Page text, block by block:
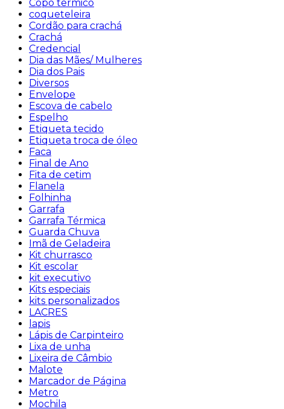
Copo termico
coqueteleira
Cordão para crachá
Crachá
Credencial
Dia das Mães/ Mulheres
Dia dos Pais
Diversos
Envelope
Escova de cabelo
Espelho
Etiqueta tecido
Etiqueta troca de óleo
Faca
Final de Ano
Fita de cetim
Flanela
Folhinha
Garrafa
Garrafa Térmica
Guarda Chuva
Imã de Geladeira
Kit churrasco
Kit escolar
kit executivo
Kits especiais
kits personalizados
LACRES
lapis
Lápis de Carpinteiro
Lixa de unha
Lixeira de Câmbio
Malote
Marcador de Página
Metro
Mochila